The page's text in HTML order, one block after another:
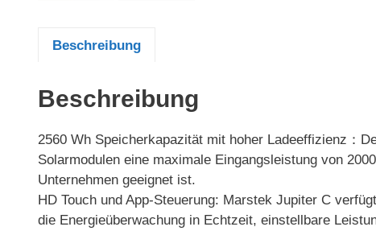
Beschreibung
Beschreibung
2560 Wh Speicherkapazität mit hoher Ladeeffizienz：
Solarmodulen eine maximale Eingangsleistung von
Unternehmen geeignet ist.
HD Touch und App-Steuerung: Marstek Jupiter C
die Energieüberwachung in Echtzeit, einstellbare